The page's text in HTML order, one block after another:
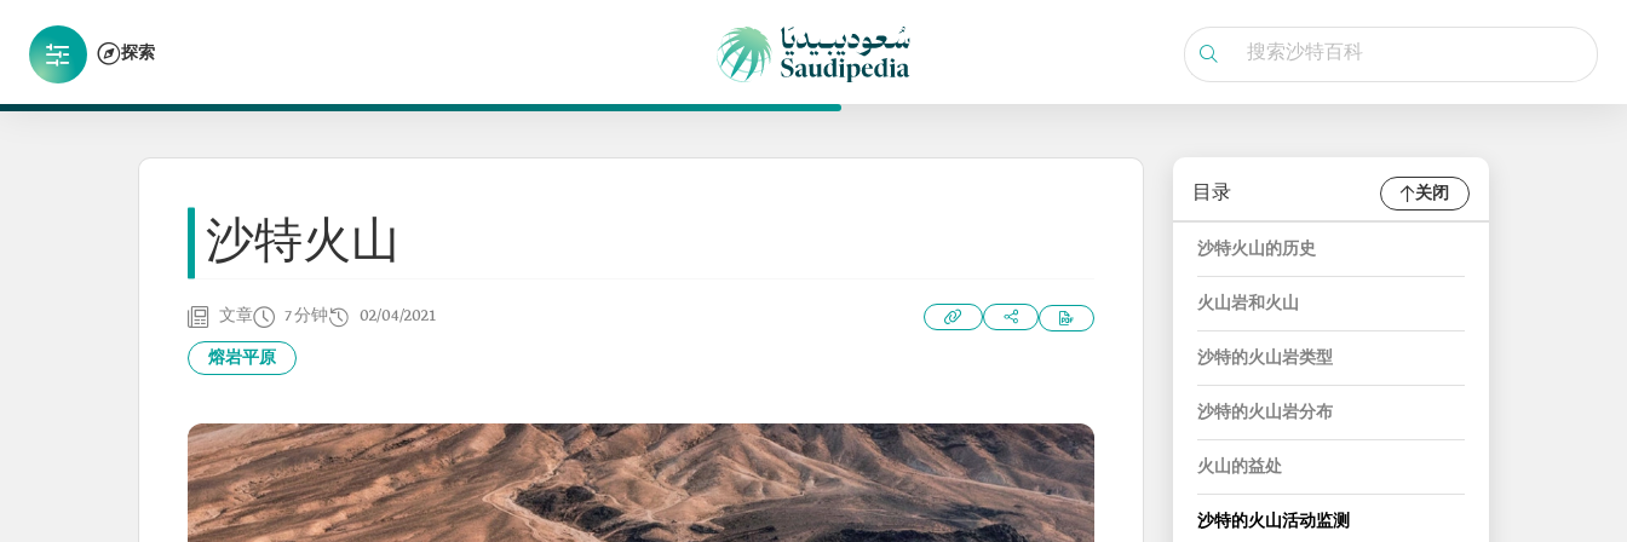
探索
沙特火山
文章 7 分钟 02/04/2021
熔岩平原
目录 关闭
沙特火山的历史
火山岩和火山
沙特的火山岩类型
沙特的火山岩分布
火山的益处
沙特的火山活动监测